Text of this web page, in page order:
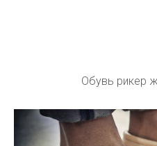
Обувь рикер